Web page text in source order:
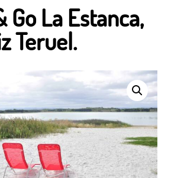
Go La Estanca,
Teruel.